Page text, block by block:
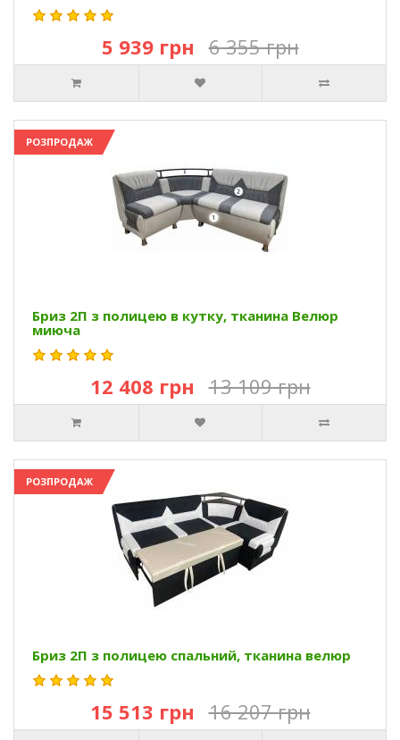
5 939 грн 6 355 грн
РОЗПРОДАЖ
Бриз 2П з полицею в кутку, тканина Велюр
миюча
12 408 грн 13 109 грн
РОЗПРОДАЖ
Бриз 2П з полицею спальний, тканина велюр
15 513 грн 16 207 грн